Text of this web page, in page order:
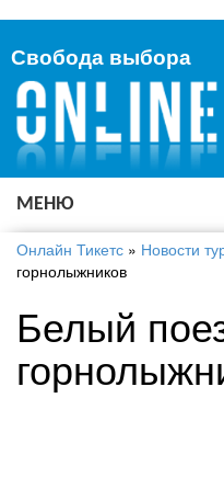
Свобода выбора
МЕНЮ
Онлайн Тикетс » Новости
горнолыжников
Белый